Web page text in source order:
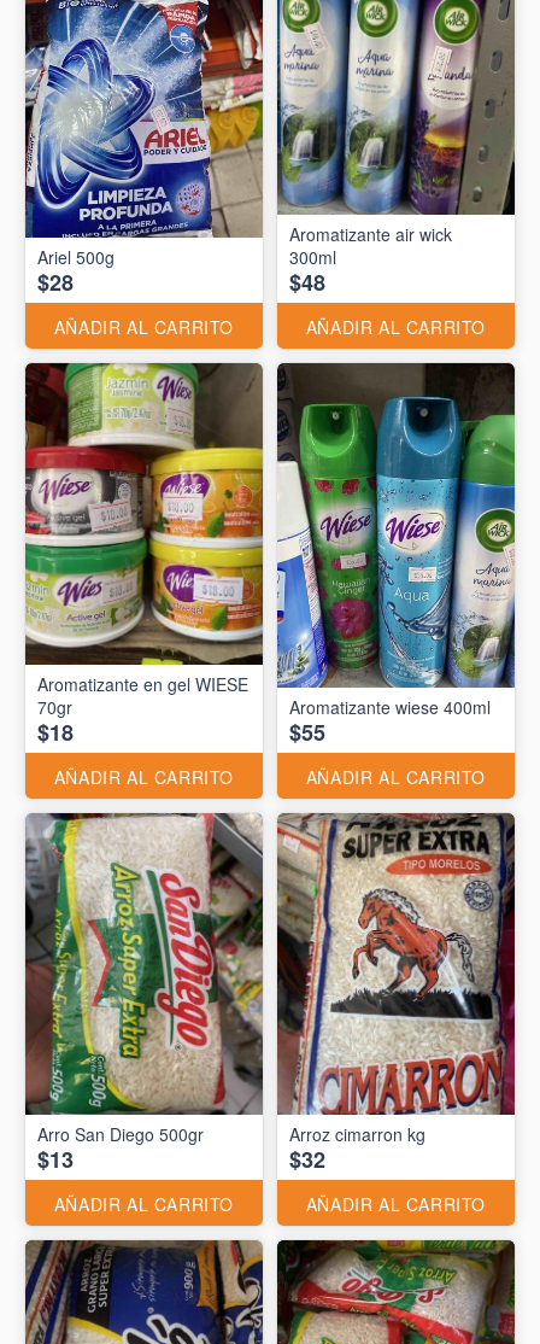
Ariel 500g
$28
AÑADIR AL CARRITO
Aromatizante air wick
300ml
$48
AÑADIR AL CARRITO
Aromatizante en gel WIESE
70gr
$18
AÑADIR AL CARRITO
Aromatizante wiese 400ml
$55
AÑADIR AL CARRITO
Arro San Diego 500gr
$13
AÑADIR AL CARRITO
Arroz cimarron kg
$32
AÑADIR AL CARRITO